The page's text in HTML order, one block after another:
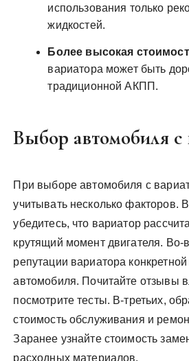
использования только
жидкостей.
Более высокая
вариатора может быть
традиционной АКПП.
Выбор автомобиля с
При выборе автомобиля с
учитывать несколько факторов.
убедитесь, что вариатор
крутящий момент двигателя. Во-
репутации вариатора
автомобиля. Почитайте отзывы
посмотрите тесты. В-третьих,
стоимость обслуживания и
Заранее узнайте стоимость
расходных материалов.